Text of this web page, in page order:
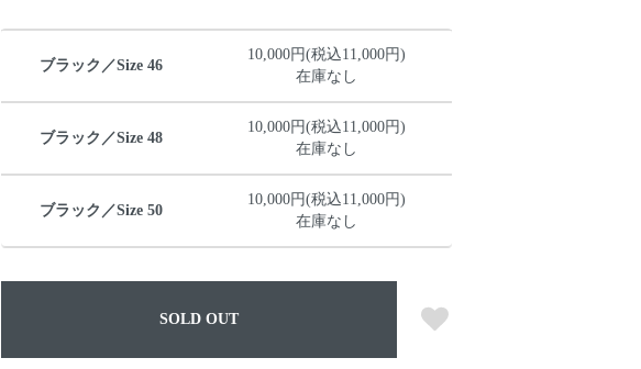
ブラック／Size 46
10,000円(税込11,000円)
在庫なし
ブラック／Size 48
10,000円(税込11,000円)
在庫なし
ブラック／Size 50
10,000円(税込11,000円)
在庫なし
SOLD OUT